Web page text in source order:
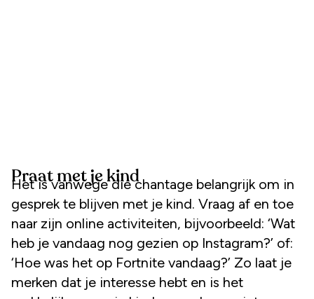
Praat met je kind
Het is vanwege die chantage belangrijk om in
gesprek te blijven met je kind. Vraag af en toe
naar zijn online activiteiten, bijvoorbeeld: ‘Wat
heb je vandaag nog gezien op Instagram?’ of:
‘Hoe was het op Fortnite vandaag?’ Zo laat je
merken dat je interesse hebt en is het